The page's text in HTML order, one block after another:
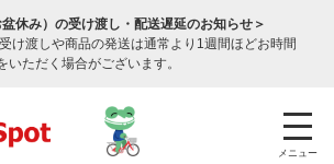
休み）の受け渡し・配送遅延のお知らせ＞
け渡しや商品の発送は通常より1週間ほどお時間
いただく場合がございます。
メニュー